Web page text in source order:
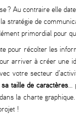
? Au contraire elle
stratégie de
primordial pour
pour récolter les
arriver à créer une
votre secteur
taille de caractères…
la charte
!